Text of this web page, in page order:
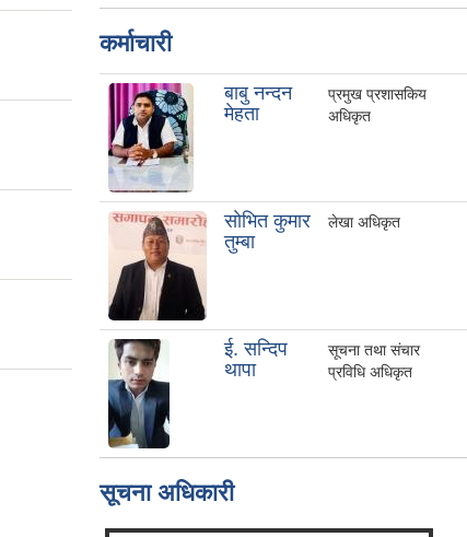
कर्माचारी
बाबु नन्दन
मेहता
प्रमुख प्रशासकिय
अधिकृत
साेभित कुमार
तुम्बा
लेखा अधिकृत
ई. सन्दिप
थापा
सूचना तथा संचार
प्रविधि अधिकृत
सूचना अधिकारी